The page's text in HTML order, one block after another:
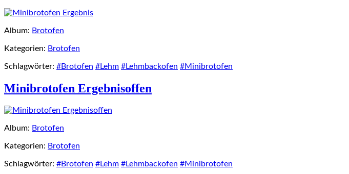
Album: Brotofen
Kategorien: Brotofen
Schlagwörter: #Brotofen #Lehm #Lehmbackofen #Minibrotofen
Minibrotofen Ergebnisoffen
Album: Brotofen
Kategorien: Brotofen
Schlagwörter: #Brotofen #Lehm #Lehmbackofen #Minibrotofen